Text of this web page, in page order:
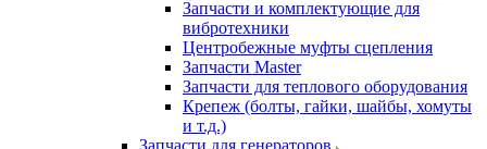
Запчасти и комплектующие для
вибротехники
Центробежные муфты сцепления
Запчасти Master
Запчасти для теплового оборудования
Крепеж (болты, гайки, шайбы, хомуты
и т.д.)
Запчасти для генераторов